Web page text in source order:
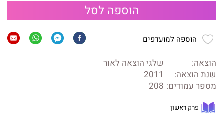
הוספה לסל
הוספה למועדפים
הוצאה:
שלגי הוצאה לאור
שנת הוצאה:
2011
מספר עמודים: 208
פרק ראשון